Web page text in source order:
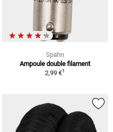
Spahn
Ampoule double filament
2,99 €1